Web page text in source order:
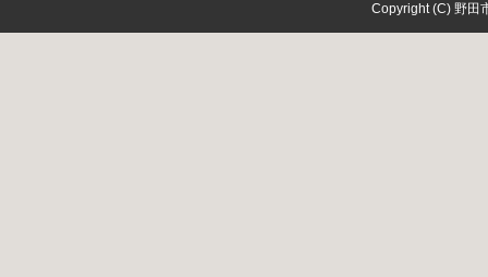
Copyright (C) 野田